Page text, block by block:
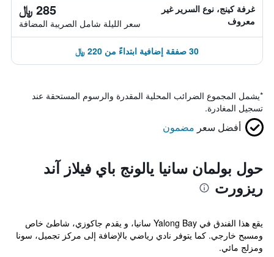
غرفة كينج، نوع السرير غير
معروف
285 ﷼
سعر الليلة شامل الصريبة المضافة
30 صفقة إضافية ابتداءً من 220 ﷼
*يشمل المجموع الضرائب المحلية المقدرة والرسوم المستحقة عند
تسجيل المغادرة.
أفضل سعر مضمون
حول بولمان سانيا يالونج باي فيلاز آند
ريزورت
يقع هذا الفندق في Yalong Bay سانيا، و يقدم جاكوزي، شاطئ خاص
ومسبح خارجي. كما يتوفر نادي رياضي بالإضافة إلى مركز تجميل، سونا
ومزلج مائي.